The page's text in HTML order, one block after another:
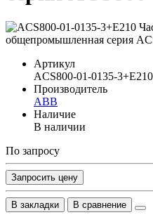
Артикул
ACS800-01-0135-3+E210
Производитель
ABB
Наличие
В наличии
По запросу
Запросить цену
В закладки В сравнение